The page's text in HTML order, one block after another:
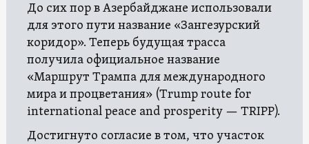
До сих пор в Азербайджане использовали
для этого пути название «Зангезурский
коридор». Теперь будущая трасса
получила официальное название
«Маршрут Трампа для международного
мира и процветания» (Trump route for
international peace and prosperity — TRIPP).
Достигнуто согласие в том, что участок